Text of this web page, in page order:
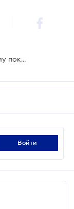
Mastercard повысила максимальную сумму покупки без PIN-кода
войти